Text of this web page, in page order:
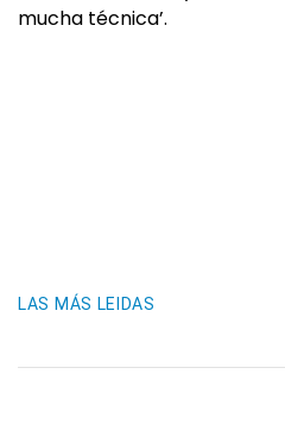
mucha técnica’.
LAS MÁS LEIDAS